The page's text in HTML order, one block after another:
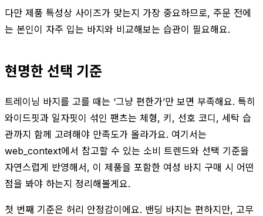
다만 제품 특성상 사이즈가 맞는지 가장 중요하므로, 주문 전에
는 본인이 자주 입는 바지와 비교해보는 습관이 필요해요.
현명한 선택 기준
트레이닝 바지를 고를 때는 ‘그냥 편한가’만 보면 부족해요. 특히
와이드핏과 일자핏이 섞인 팬츠는 체형, 키, 선호 코디, 세탁 습
관까지 함께 고려해야 만족도가 올라가요. 여기서는
web_context에서 참고할 수 있는 소비 트렌드와 선택 기준을
자연스럽게 반영해서, 이 제품을 포함한 여성 바지 구매 시 어떤
점을 봐야 하는지 정리해볼게요.
첫 번째 기준은 허리 안정감이에요. 밴딩 바지는 편하지만, 고무